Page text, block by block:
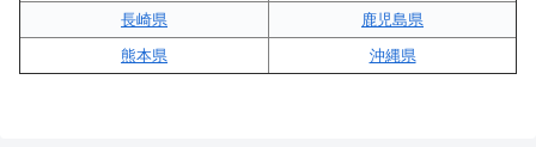
長崎県
鹿児島県
熊本県
沖縄県